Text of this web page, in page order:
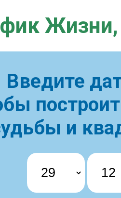
Жизни,
Введите
и